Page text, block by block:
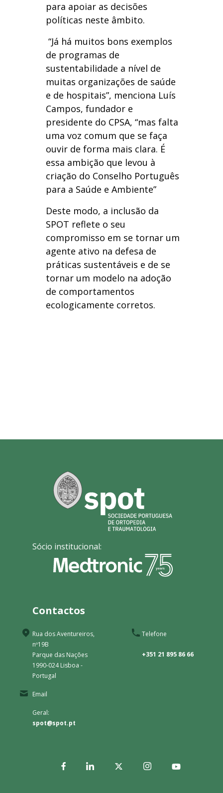
para apoiar as decisões
políticas neste âmbito.
“Já há muitos bons exemplos
de programas de
sustentabilidade a nível de
muitas organizações de saúde
e de hospitais”, menciona Luís
Campos, fundador e
presidente do CPSA, “mas falta
uma voz comum que se faça
ouvir de forma mais clara. É
essa ambição que levou à
criação do Conselho Português
para a Saúde e Ambiente”
Deste modo, a inclusão da
SPOT reflete o seu
compromisso em se tornar um
agente ativo na defesa de
práticas sustentáveis e de se
tornar um modelo na adoção
de comportamentos
ecologicamente corretos.
Sócio institucional:
Contactos
Rua dos Aventureiros,
nº19B
Parque das Nações
1990-024 Lisboa -
Portugal
Telefone
+351 21 895 86 66
Email
Geral:
spot@spot.pt